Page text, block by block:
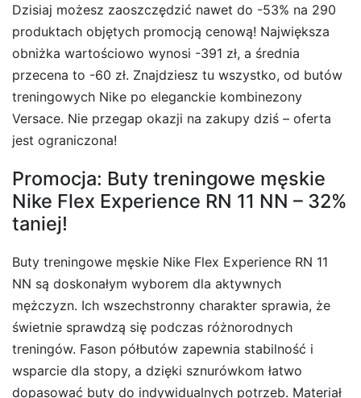
Dzisiaj możesz zaoszczędzić nawet do -53% na 290
produktach objętych promocją cenową! Największa
obniżka wartościowo wynosi -391 zł, a średnia
przecena to -60 zł. Znajdziesz tu wszystko, od butów
treningowych Nike po eleganckie kombinezony
Versace. Nie przegap okazji na zakupy dziś – oferta
jest ograniczona!
Promocja: Buty treningowe męskie
Nike Flex Experience RN 11 NN – 32%
taniej!
Buty treningowe męskie Nike Flex Experience RN 11
NN są doskonałym wyborem dla aktywnych
mężczyzn. Ich wszechstronny charakter sprawia, że
świetnie sprawdzą się podczas różnorodnych
treningów. Fason półbutów zapewnia stabilność i
wsparcie dla stopy, a dzięki sznurówkom łatwo
dopasować buty do indywidualnych potrzeb. Materiał